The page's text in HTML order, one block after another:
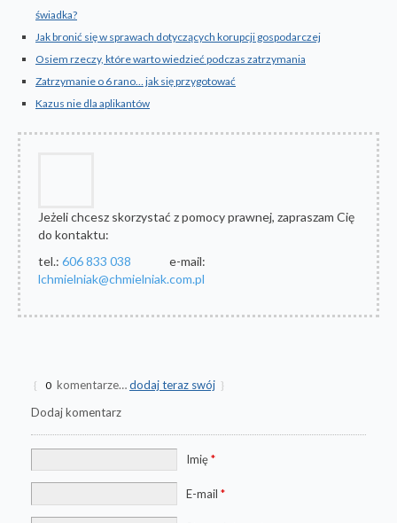
świadka?
Jak bronić się w sprawach dotyczących korupcji gospodarczej
Osiem rzeczy, które warto wiedzieć podczas zatrzymania
Zatrzymanie o 6 rano… jak się przygotować
Kazus nie dla aplikantów
Jeżeli chcesz skorzystać z pomocy prawnej, zapraszam Cię
do kontaktu:
tel.: 606 833 038
e-mail:
lchmielniak@chmielniak.com.pl
{ 0 komentarze…dodaj teraz swój }
Dodaj komentarz
Imię*
E-mail *